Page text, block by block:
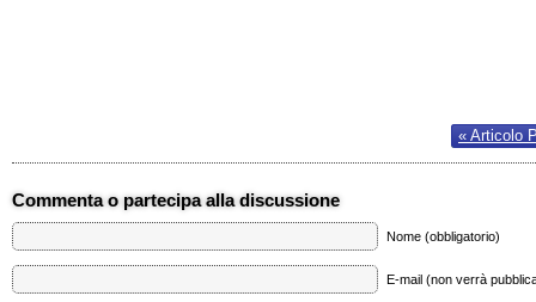
« Articolo
Commenta o partecipa alla discussione
Nome (obbligatorio)
E-mail (non verrà